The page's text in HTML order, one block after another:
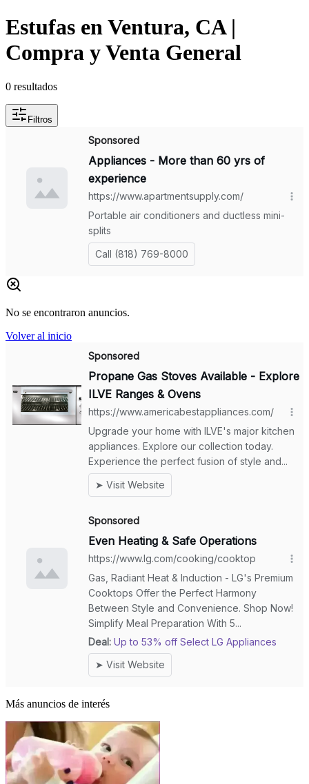
Estufas en Ventura, CA |
Compra y Venta General
0 resultados
Filtros
No se encontraron anuncios.
Volver al inicio
Más anuncios de interés